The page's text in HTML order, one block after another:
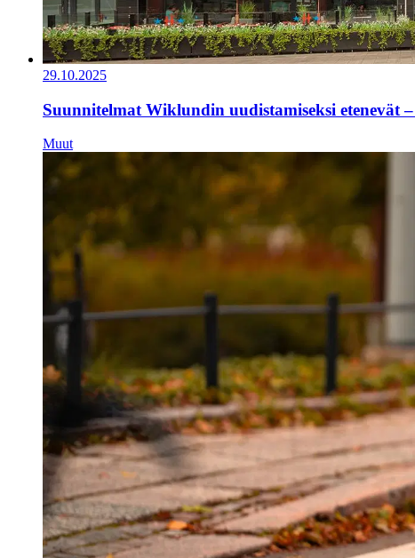
29.10.2025
Suunnitelmat Wiklundin uudistamiseksi etenevät
Muut